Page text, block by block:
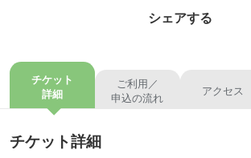
シェアする
チケット
詳細
ご利用／
申込の流れ
アクセス
チケット詳細